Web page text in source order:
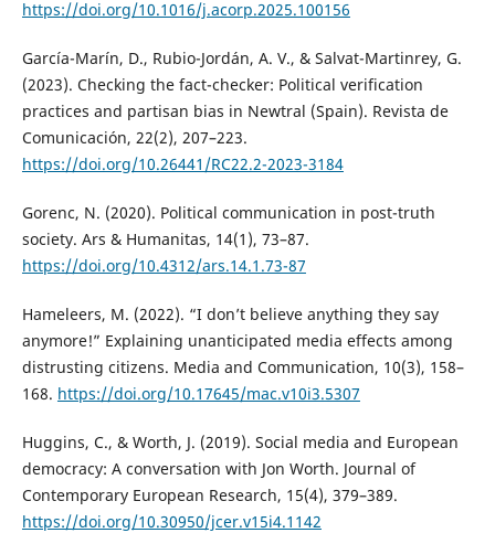
https://doi.org/10.1016/j.acorp.2025.100156
García-Marín, D., Rubio-Jordán, A. V., & Salvat-Martinrey, G.
(2023). Checking the fact-checker: Political verification
practices and partisan bias in Newtral (Spain). Revista de
Comunicación, 22(2), 207–223.
https://doi.org/10.26441/RC22.2-2023-3184
Gorenc, N. (2020). Political communication in post-truth
society. Ars & Humanitas, 14(1), 73–87.
https://doi.org/10.4312/ars.14.1.73-87
Hameleers, M. (2022). “I don’t believe anything they say
anymore!” Explaining unanticipated media effects among
distrusting citizens. Media and Communication, 10(3), 158–
168. https://doi.org/10.17645/mac.v10i3.5307
Huggins, C., & Worth, J. (2019). Social media and European
democracy: A conversation with Jon Worth. Journal of
Contemporary European Research, 15(4), 379–389.
https://doi.org/10.30950/jcer.v15i4.1142